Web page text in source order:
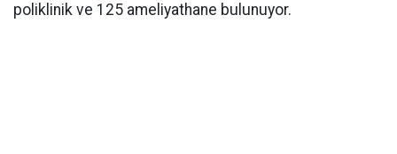
poliklinik ve 125 ameliyathane bulunuyor.